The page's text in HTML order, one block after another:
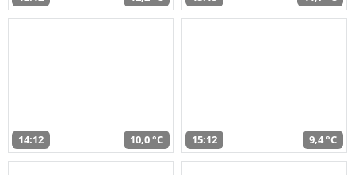
14:12 10,0 °C 15:12 9,4 °C